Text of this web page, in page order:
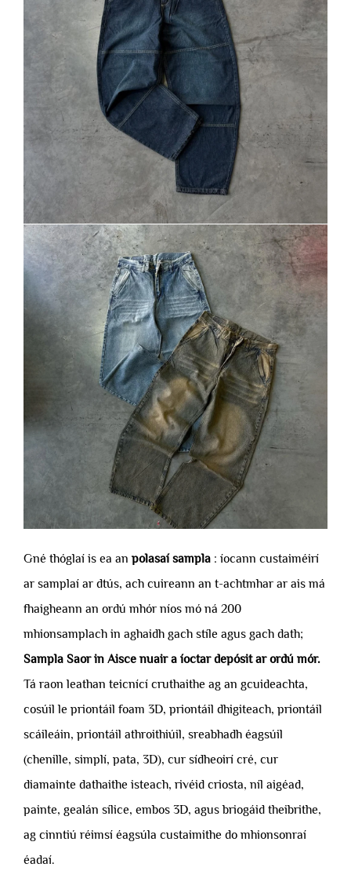
Gné thóglaí is ea an polasaí sampla : íocann custaiméirí
ar samplaí ar dtús, ach cuireann an t-achtmhar ar ais má
fhaigheann an ordú mhór níos mó ná 200
mhionsamplach in aghaidh gach stíle agus gach dath;
Sampla Saor in Aisce nuair a íoctar depósit ar ordú mór.
Tá raon leathan teicnící cruthaithe ag an gcuideachta,
cosúil le priontáil foam 3D, priontáil dhigiteach, priontáil
scáileáin, priontáil athroithiúil, sreabhadh éagsúil
(chenille, simplí, pata, 3D), cur sídheoirí cré, cur
diamainte dathaithe isteach, rivéid criosta, níl aigéad,
painte, gealán sílice, embos 3D, agus briogáid theibrithe,
ag cinntiú réimsí éagsúla custaimithe do mhionsonraí
éadaí.